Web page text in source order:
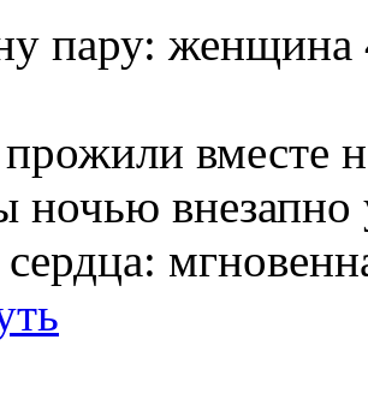
пару:
вместе
ночью внезапно
сердца: